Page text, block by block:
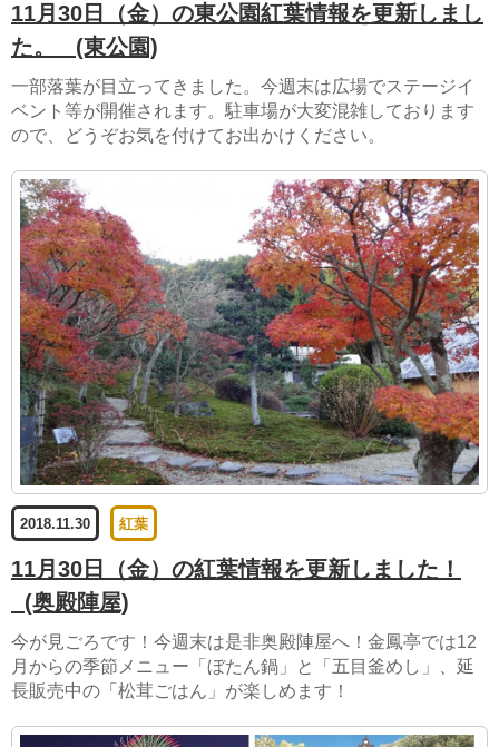
11月30日（金）の東公園紅葉情報を更新しまし
た。 (東公園)
一部落葉が目立ってきました。今週末は広場でステージイ
ベント等が開催されます。駐車場が大変混雑しております
ので、どうぞお気を付けてお出かけください。
2018.11.30 紅葉
11月30日（金）の紅葉情報を更新しました！
(奥殿陣屋)
今が見ごろです！今週末は是非奥殿陣屋へ！金鳳亭では12
月からの季節メニュー「ぼたん鍋」と「五目釜めし」、延
長販売中の「松茸ごはん」が楽しめます！